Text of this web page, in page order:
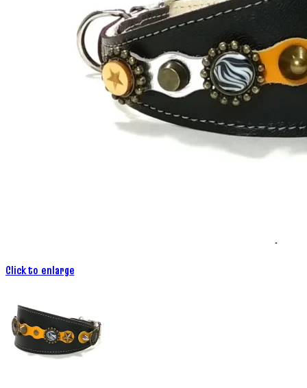
Click to enlarge